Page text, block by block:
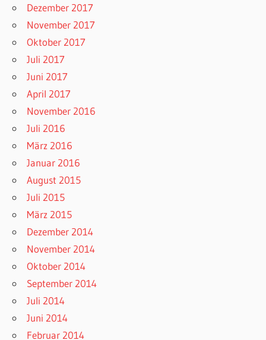
Dezember 2017
November 2017
Oktober 2017
Juli 2017
Juni 2017
April 2017
November 2016
Juli 2016
März 2016
Januar 2016
August 2015
Juli 2015
März 2015
Dezember 2014
November 2014
Oktober 2014
September 2014
Juli 2014
Juni 2014
Februar 2014